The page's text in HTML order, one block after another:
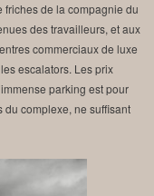
de la compagnie du
des travailleurs, et aux
commerciaux de luxe
escalators. Les prix
parking est pour
du complexe, ne suffisant